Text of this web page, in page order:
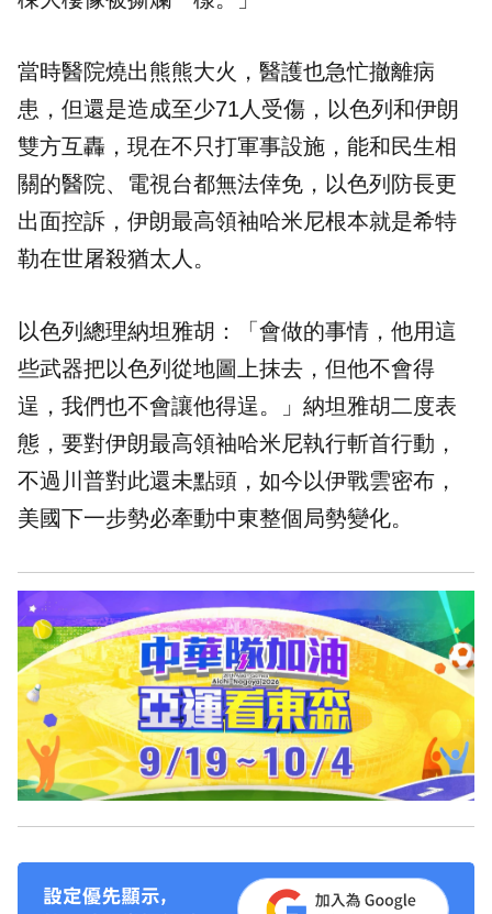
當時醫院燒出熊熊大火，醫護也急忙撤離病
患，但還是造成至少71人受傷，以色列和伊朗
雙方互轟，現在不只打軍事設施，能和民生相
關的醫院、電視台都無法倖免，以色列防長更
出面控訴，伊朗最高領袖哈米尼根本就是希特
勒在世屠殺猶太人。
以色列總理納坦雅胡：「會做的事情，他用這
些武器把以色列從地圖上抹去，但他不會得
逞，我們也不會讓他得逞。」納坦雅胡二度表
態，要對伊朗最高領袖哈米尼執行斬首行動，
不過川普對此還未點頭，如今以伊戰雲密布，
美國下一步勢必牽動中東整個局勢變化。